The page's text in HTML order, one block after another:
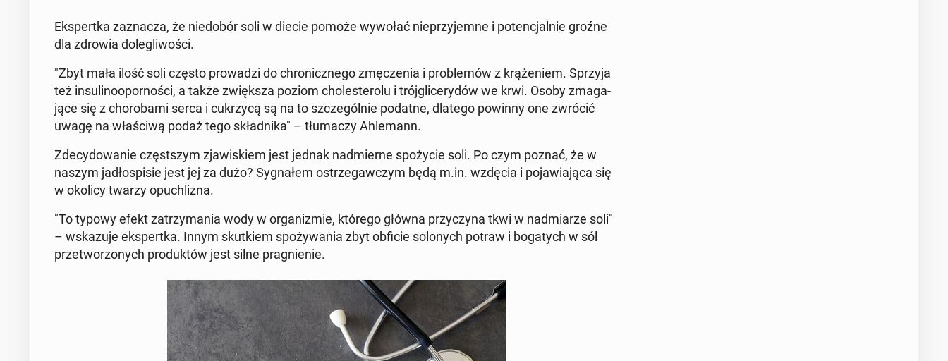
Eks­pert­ka za­zna­cza, że nie­do­bór soli w diecie pomoże wywołać nie­przy­jem­ne i po­ten­cjal­nie groźne
dla zdrowia do­le­gli­wo­ści.
"Zbyt mała ilość soli często pro­wa­dzi do chro­nicz­ne­go zmę­cze­nia i pro­ble­mów z krą­że­niem. Sprzyja
też in­su­li­no­opor­no­ści, a także zwięk­sza poziom cho­le­ste­ro­lu i trój­gli­ce­ry­dów we krwi. Osoby zma­ga­
ją­ce się z cho­ro­ba­mi serca i cu­krzy­cą są na to szcze­gól­nie podatne, dlatego powinny one zwrócić
uwagę na wła­ści­wą podaż tego skład­ni­ka" – tłu­ma­czy Ah­le­mann.
Zde­cy­do­wa­nie częst­szym zja­wi­skiem jest jednak nad­mier­ne spo­ży­cie soli. Po czym poznać, że w
naszym ja­dło­spi­sie jest jej za dużo? Sy­gna­łem ostrze­gaw­czym będą m.in. wzdęcia i po­ja­wia­ją­ca się
w okolicy twarzy opu­chli­zna.
"To typowy efekt za­trzy­ma­nia wody w or­ga­ni­zmie, którego główna przy­czy­na tkwi w nad­mia­rze soli"
– wska­zu­je eks­pert­ka. Innym skut­kiem spo­ży­wa­nia zbyt obficie so­lo­nych potraw i bo­ga­tych w sól
prze­two­rzo­nych pro­duk­tów jest silne pra­gnie­nie.